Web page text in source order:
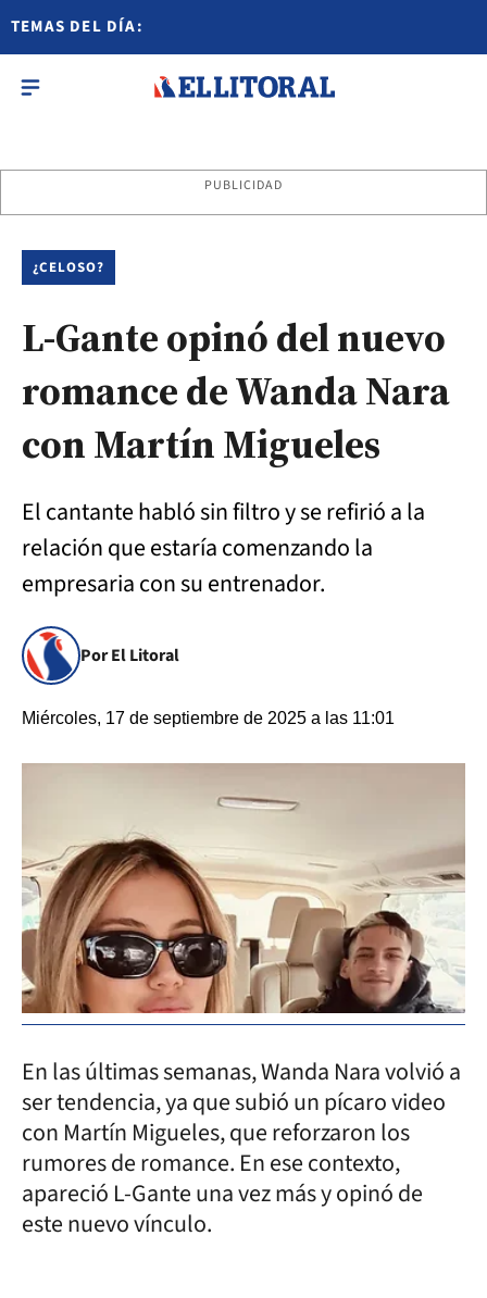
TEMAS DEL DÍA:
PUBLICIDAD
¿CELOSO?
L-Gante opinó del nuevo
romance de Wanda Nara
con Martín Migueles
El cantante habló sin filtro y se refirió a la
relación que estaría comenzando la
empresaria con su entrenador.
Por El Litoral
Miércoles, 17 de septiembre de 2025 a las 11:01
En las últimas semanas, Wanda Nara volvió a
ser tendencia, ya que subió un pícaro video
con Martín Migueles, que reforzaron los
rumores de romance. En ese contexto,
apareció L-Gante una vez más y opinó de
este nuevo vínculo.